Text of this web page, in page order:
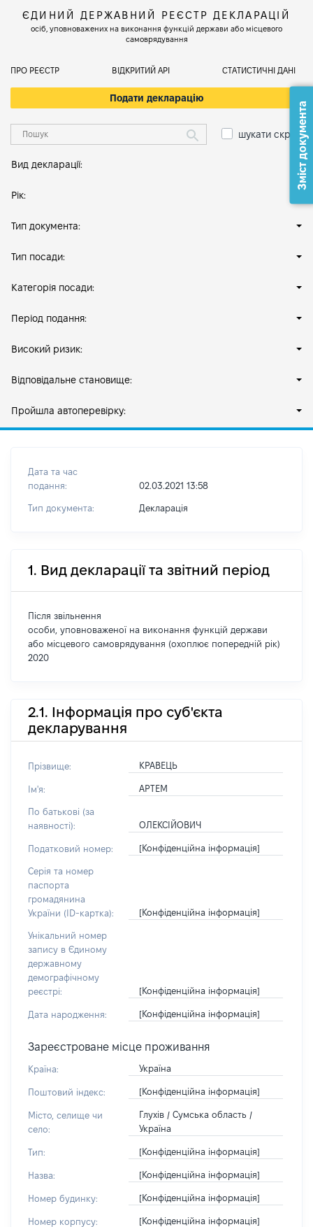
ЄДИНИЙ ДЕРЖАВНИЙ РЕЄСТР ДЕКЛАРАЦІЙ
осіб, уповноважених на виконання функцій держави або місцевого
самоврядування
ПРО РЕЄСТР ВІДКРИТИЙ АРІ СТАТИСТИЧНІ ДАНІ
Подати декларацію
шукати скрізь
Вид декларації:
Рік:
Тип документа:
Тип посади:
Категорія посади:
Період подання:
Високий ризик:
Відповідальне становище:
Пройшла автоперевірку:
Дата та час
подання:
02.03.2021 13:58
Тип документа: Декларація
1. Вид декларації та звітний період
Після звільнення
особи, уповноваженої на виконання функцій держави
або місцевого самоврядування (охоплює попередній рік)
2020
2.1. Інформація про суб'єкта
декларування
Прізвище: КРАВЕЦЬ
Ім'я: АРТЕМ
По батькові (за
наявності):
ОЛЕКСІЙОВИЧ
Податковий номер: [Конфіденційна інформація]
Серія та номер
паспорта
громадянина
України (ID-картка):
[Конфіденційна інформація]
Унікальний номер
запису в Єдиному
державному
демографічному
реєстрі:
[Конфіденційна інформація]
Дата народження: [Конфіденційна інформація]
Зареєстроване місце проживання
Країна: Україна
Поштовий індекс: [Конфіденційна інформація]
Місто, селище чи
село:
Глухів / Сумська область /
Україна
Тип: [Конфіденційна інформація]
Назва: [Конфіденційна інформація]
Номер будинку: [Конфіденційна інформація]
Номер корпусу: [Конфіденційна інформація]
Зміст документа